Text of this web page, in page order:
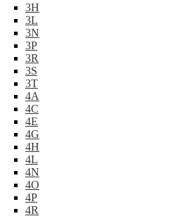
3H
3L
3N
3P
3R
3S
3T
4A
4C
4E
4G
4H
4L
4N
4O
4P
4R